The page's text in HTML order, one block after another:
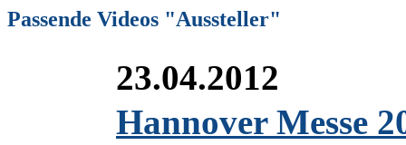
Passende Videos "Aussteller"
23.04.2012
Hannover Messe